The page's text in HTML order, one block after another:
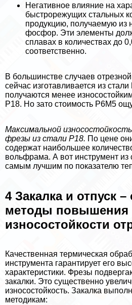
Негативное влияние на
быстрорежущих стальных
продукцию, получаемую из
фосфор. Эти элементы
сплавах в количествах до
соответственно.
В большинстве случаев
сейчас изготавливается из
получаются менее
Р18. Но зато стоимость Р6М5
Максимальной
фрезы из стали Р18. По цене
содержат наибольшее
вольфрама. А вот инструмент из
самым лучшим по показателю
4 Закалка и отпуск
методы повышения
износостойкости
Качественная термическая
инструмента гарантирует его
хаpaктеристики. Фрезы
закалки. Это существенно
износостойкость. Закалка
методикам: